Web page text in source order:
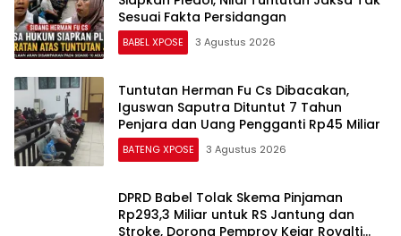
Tuntutan Herman Fu Cs Dibacakan,
Iguswan Saputra Dituntut 7 Tahun
BATENG XPOSE 3 Agustus 2026
DPRD Babel Tolak Skema Pinjaman
Rp293,3 Miliar untuk RS Jantung dan
Timah
Advetorial 3 Agustus 2026